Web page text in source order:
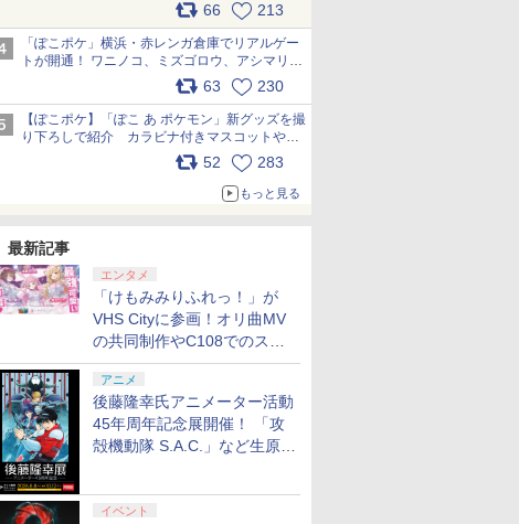
66 213
「ぽこポケ」横浜・赤レンガ倉庫でリアルゲー
トが開通！ ワニノコ、ミズゴロウ、アシマリ登
場シーンをレポート pic.x.com/LDgEByVl6D
63 230
【ぽこポケ】「ぽこ あ ポケモン」新グッズを撮
り下ろしで紹介 カラビナ付きマスコットやス
52 283
もっと見る
最新記事
エンタメ
「けもみみりふれっ！」が
VHS Cityに参画！オリ曲MV
の共同制作やC108でのスペ
シャルコラボ広告を掲出
アニメ
後藤隆幸氏アニメーター活動
45年周年記念展開催！ 「攻
殻機動隊 S.A.C.」など生原
イベント